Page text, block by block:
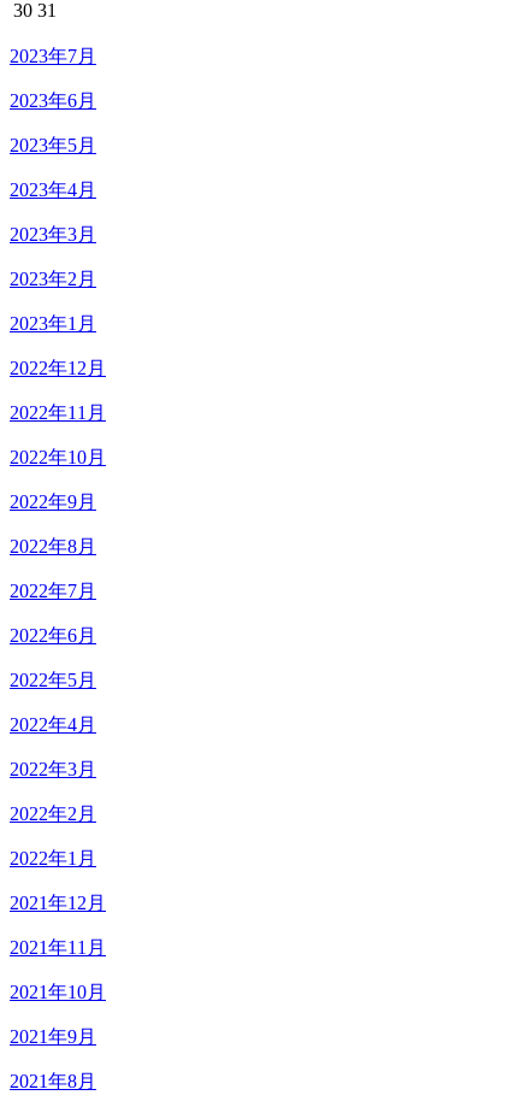
30 31
2023年7月
2023年6月
2023年5月
2023年4月
2023年3月
2023年2月
2023年1月
2022年12月
2022年11月
2022年10月
2022年9月
2022年8月
2022年7月
2022年6月
2022年5月
2022年4月
2022年3月
2022年2月
2022年1月
2021年12月
2021年11月
2021年10月
2021年9月
2021年8月